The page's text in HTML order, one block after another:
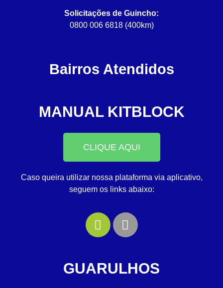
Solicitações de Guincho:
0800 006 6818 (400km)
Bairros Atendidos
MANUAL KITBLOCK
CLIQUE AQUI
Caso queira utilizar nossa plataforma via aplicativo,
seguem os links abaixo:
GUARULHOS